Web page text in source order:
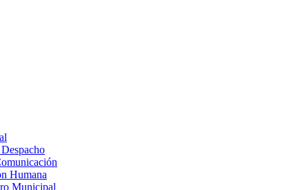
Humana
Municipal